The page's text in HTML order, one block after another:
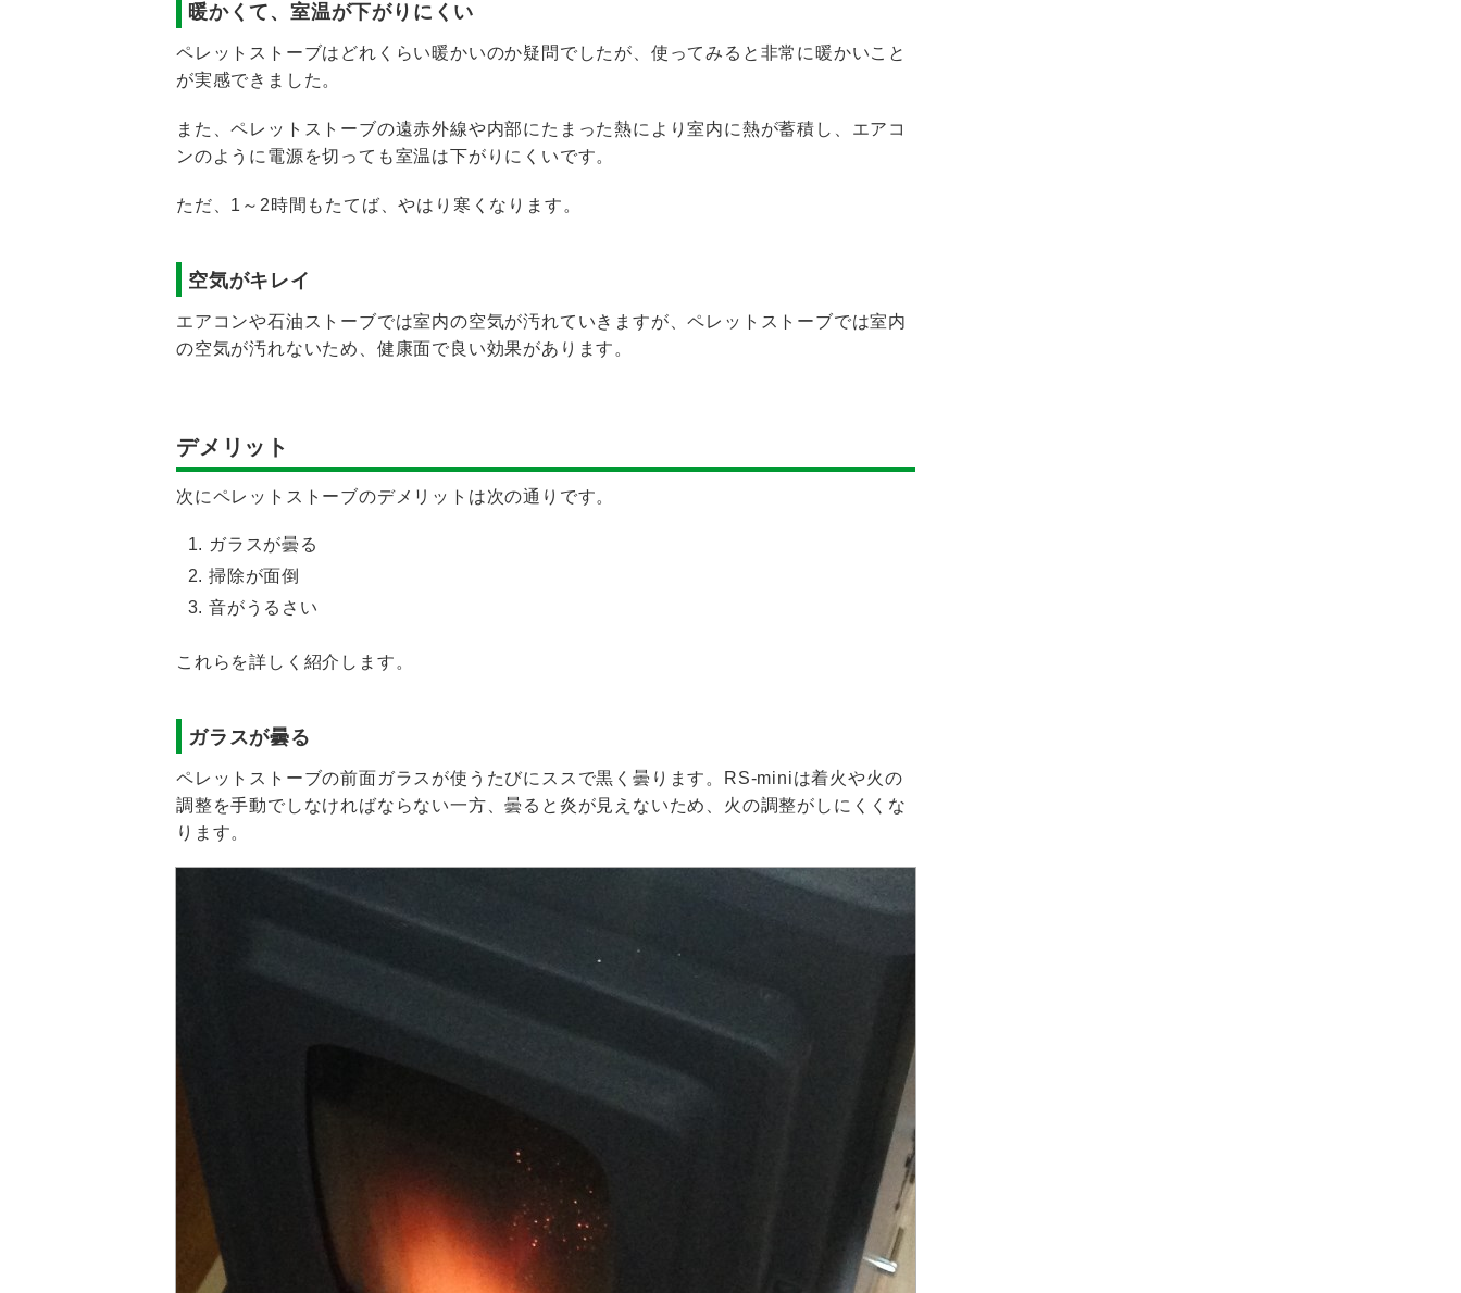
暖かくて、室温が下がりにくい
ペレットストーブはどれくらい暖かいのか疑問でしたが、使ってみると非常に暖かいこと
が実感できました。
また、ペレットストーブの遠赤外線や内部にたまった熱により室内に熱が蓄積し、エアコ
ンのように電源を切っても室温は下がりにくいです。
ただ、1～2時間もたてば、やはり寒くなります。
空気がキレイ
エアコンや石油ストーブでは室内の空気が汚れていきますが、ペレットストーブでは室内
の空気が汚れないため、健康面で良い効果があります。
デメリット
次にペレットストーブのデメリットは次の通りです。
ガラスが曇る
掃除が面倒
音がうるさい
これらを詳しく紹介します。
ガラスが曇る
ペレットストーブの前面ガラスが使うたびにススで黒く曇ります。RS-miniは着火や火の
調整を手動でしなければならない一方、曇ると炎が見えないため、火の調整がしにくくな
ります。